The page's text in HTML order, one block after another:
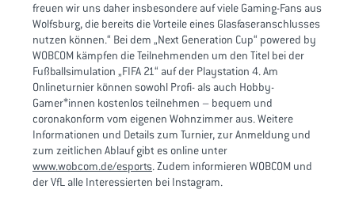
freuen wir uns daher insbesondere auf viele Gaming-Fans aus
Wolfsburg, die bereits die Vorteile eines Glasfaseranschlusses
nutzen können.“ Bei dem „Next Generation Cup“ powered by
WOBCOM kämpfen die Teilnehmenden um den Titel bei der
Fußballsimulation „FIFA 21“ auf der Playstation 4. Am
Onlineturnier können sowohl Profi- als auch Hobby-
Gamer*innen kostenlos teilnehmen – bequem und
coronakonform vom eigenen Wohnzimmer aus. Weitere
Informationen und Details zum Turnier, zur Anmeldung und
zum zeitlichen Ablauf gibt es online unter
www.wobcom.de/esports. Zudem informieren WOBCOM und
der VfL alle Interessierten bei Instagram.